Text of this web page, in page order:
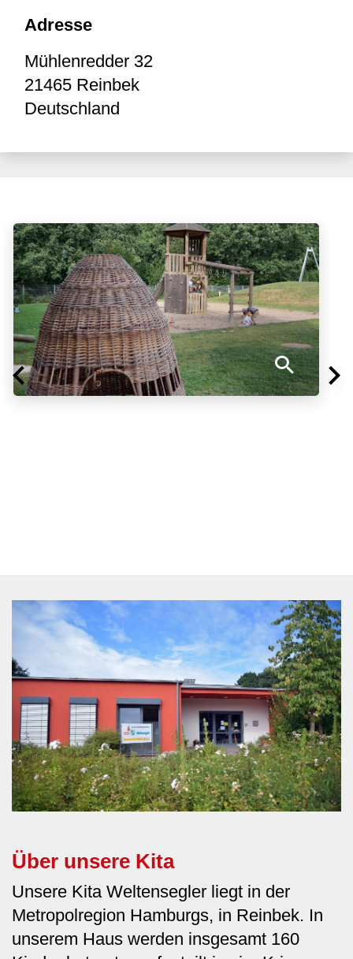
Adresse
Mühlenredder 32
21465 Reinbek
Deutschland
Über unsere Kita
Unsere Kita Weltensegler liegt in der
Metropolregion Hamburgs, in Reinbek. In
unserem Haus werden insgesamt 160